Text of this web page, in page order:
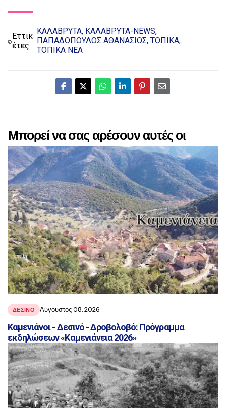
Εττικ
έτες:
ΚΑΛΑΒΡΥΤΑ ΚΑΛΑΒΡΥΤΑ-NEWS
ΠΑΠΑΔΟΠΟΥΛΟΣ ΑΘΑΝΑΣΙΟΣ ΤΟΠΙΚΑ
ΤΟΠΙΚΑ ΝΕΑ
Μπορεί να σας αρέσουν αυτές οι
αναρτήσεις
ΔΕΣΙΝΌ Αύγουστος 08, 2026
Καμενιάνοι - Δεσινό - Δροβολοβό: Πρόγραμμα
εκδηλώσεων «Καμενιάνεια 2026»